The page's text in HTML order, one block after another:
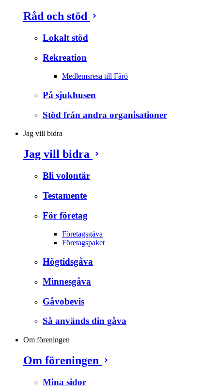
Råd och stöd
Lokalt stöd
Rekreation
Medlemsresa till Fårö
På sjukhusen
Stöd från andra organisationer
Jag vill bidra
Jag vill bidra
Bli volontär
Testamente
För företag
Företagsgåva
Företagspaket
Högtidsgåva
Minnesgåva
Gåvobevis
Så används din gåva
Om föreningen
Om föreningen
Mina sidor